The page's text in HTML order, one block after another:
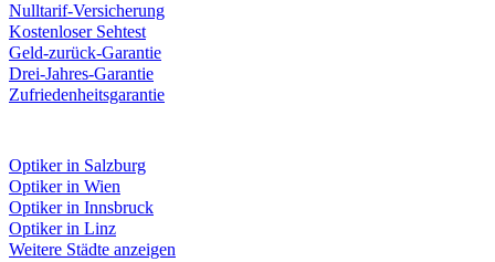
Nulltarif-Versicherung
Kostenloser Sehtest
Geld-zurück-Garantie
Drei-Jahres-Garantie
Zufriedenheitsgarantie
Optiker in Salzburg
Optiker in Wien
Optiker in Innsbruck
Optiker in Linz
Weitere Städte anzeigen